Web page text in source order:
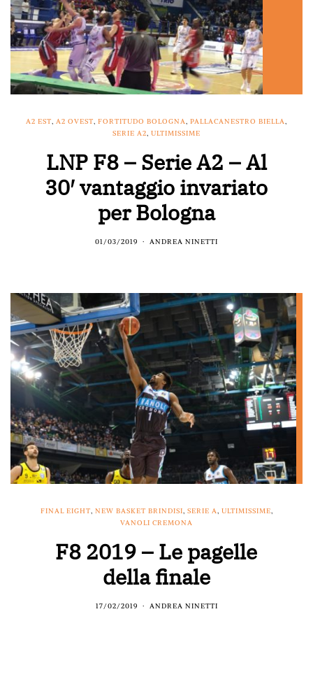
A2 EST, A2 OVEST, FORTITUDO BOLOGNA, PALLACANESTRO BIELLA,
SERIE A2, ULTIMISSIME
LNP F8 – Serie A2 – Al
30′ vantaggio invariato
per Bologna
01/03/2019 ANDREA NINETTI
FINAL EIGHT, NEW BASKET BRINDISI, SERIE A, ULTIMISSIME,
VANOLI CREMONA
F8 2019 – Le pagelle
della finale
17/02/2019 ANDREA NINETTI